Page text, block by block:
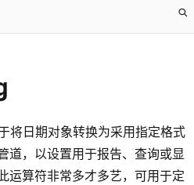
将日期对象转换为采用指定格式
道，以设置用于报告、查询或显
运算符非常多才多艺，可用于定